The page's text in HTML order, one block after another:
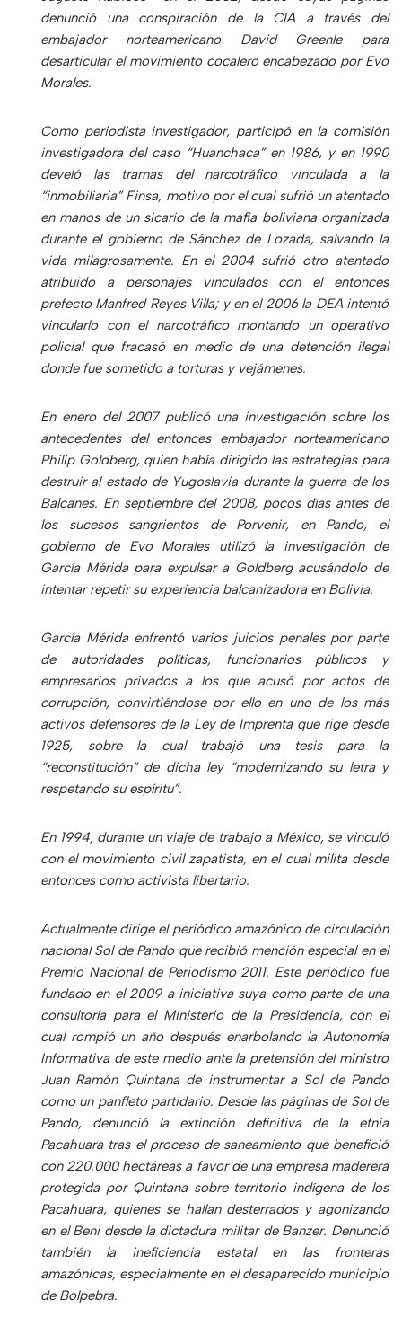
denunció una conspiración de la CIA a través del
embajador norteamericano David Greenle para
desarticular el movimiento cocalero encabezado por Evo
Morales.
Como periodista investigador, participó en la comisión
investigadora del caso “Huanchaca” en 1986, y en 1990
develó las tramas del narcotráfico vinculada a la
“inmobiliaria” Finsa, motivo por el cual sufrió un atentado
en manos de un sicario de la mafia boliviana organizada
durante el gobierno de Sánchez de Lozada, salvando la
vida milagrosamente. En el 2004 sufrió otro atentado
atribuido a personajes vinculados con el entonces
prefecto Manfred Reyes Villa; y en el 2006 la DEA intentó
vincularlo con el narcotráfico montando un operativo
policial que fracasó en medio de una detención ilegal
donde fue sometido a torturas y vejámenes.
En enero del 2007 publicó una investigación sobre los
antecedentes del entonces embajador norteamericano
Philip Goldberg, quien había dirigido las estrategias para
destruir al estado de Yugoslavia durante la guerra de los
Balcanes. En septiembre del 2008, pocos días antes de
los sucesos sangrientos de Porvenir, en Pando, el
gobierno de Evo Morales utilizó la investigación de
García Mérida para expulsar a Goldberg acusándolo de
intentar repetir su experiencia balcanizadora en Bolivia.
García Mérida enfrentó varios juicios penales por parte
de autoridades políticas, funcionarios públicos y
empresarios privados a los que acusó por actos de
corrupción, convirtiéndose por ello en uno de los más
activos defensores de la Ley de Imprenta que rige desde
1925, sobre la cual trabajó una tesis para la
“reconstitución” de dicha ley “modernizando su letra y
respetando su espíritu”.
En 1994, durante un viaje de trabajo a México, se vinculó
con el movimiento civil zapatista, en el cual milita desde
entonces como activista libertario.
Actualmente dirige el periódico amazónico de circulación
nacional Sol de Pando que recibió mención especial en el
Premio Nacional de Periodismo 2011. Este periódico fue
fundado en el 2009 a iniciativa suya como parte de una
consultoría para el Ministerio de la Presidencia, con el
cual rompió un año después enarbolando la Autonomía
Informativa de este medio ante la pretensión del ministro
Juan Ramón Quintana de instrumentar a Sol de Pando
como un panfleto partidario. Desde las páginas de Sol de
Pando, denunció la extinción definitiva de la etnia
Pacahuara tras el proceso de saneamiento que benefició
con 220.000 hectáreas a favor de una empresa maderera
protegida por Quintana sobre territorio indígena de los
Pacahuara, quienes se hallan desterrados y agonizando
en el Beni desde la dictadura militar de Banzer. Denunció
también la ineficiencia estatal en las fronteras
amazónicas, especialmente en el desaparecido municipio
de Bolpebra.